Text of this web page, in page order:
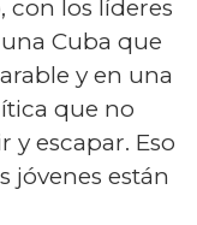
con los líderes
Cuba que
y en una
que no
y escapar. Eso
jóvenes están